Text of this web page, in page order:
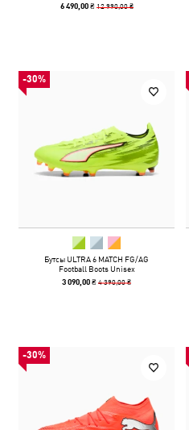
6 490,00 ₴ 12 990,00 ₴
-30%
Бутсы ULTRA 6 MATCH FG/AG
Football Boots Unisex
3 090,00 ₴4 390,00 ₴
-30%